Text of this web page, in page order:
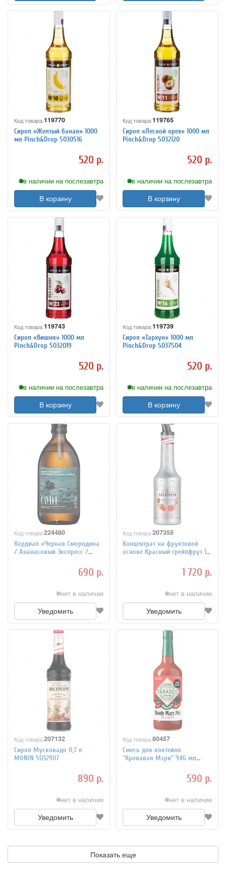
Код товара:119770
Сироп «Желтый банан» 1000
мл Pinch&Drop 5030516
520 р.
в наличии на послезавтра
В корзину
Код товара:119765
Сироп «Лесной орех» 1000 мл
Pinch&Drop 5032120
520 р.
в наличии на послезавтра
В корзину
Код товара:119743
Сироп «Вишня» 1000 мл
Pinch&Drop 5032019
520 р.
в наличии на послезавтра
В корзину
Код товара:119739
Сироп «Тархун» 1000 мл
Pinch&Drop 5037504
520 р.
в наличии на послезавтра
В корзину
Код товара:224480
Кордиал «Черная Смородина
/ Ананасовый Экспресс /
690 р.
нет в наличии
Уведомить
Код товара:207355
Концентрат на фруктовой
основе Красный грейпфрут 1 л
1 720 р.
нет в наличии
Уведомить
Код товара:207132
Сироп Мусковадо 0,7 л
MONIN 5032907
890 р.
нет в наличии
Уведомить
Код товара:80457
Смесь для коктейля
"Кровавая Мэри" 946 мл
590 р.
нет в наличии
Уведомить
Показать еще